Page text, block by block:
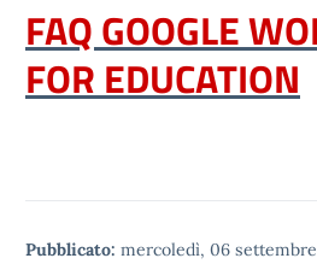
FAQ GOOGLE
FOR EDUCATION
Pubblicato: mercoledì, 06